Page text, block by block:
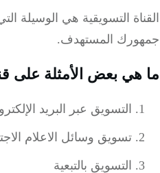
التسويقية هي الوسيلة التي
المستهدف.
بعض الأمثلة على
التسويق عبر البريد الإلكتروني
تسويق وسائل الاعلام
التسويق بالتبعية